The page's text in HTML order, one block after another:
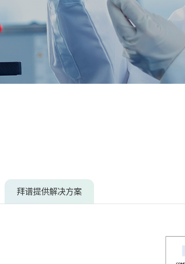
拜谱提供解决方案